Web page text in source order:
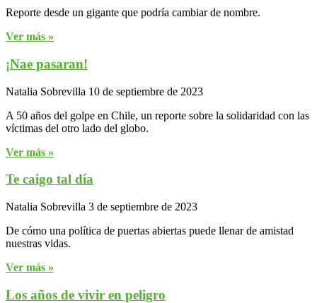
Reporte desde un gigante que podría cambiar de nombre.
Ver más »
¡Nae pasaran!
Natalia Sobrevilla 10 de septiembre de 2023
A 50 años del golpe en Chile, un reporte sobre la solidaridad con las
víctimas del otro lado del globo.
Ver más »
Te caigo tal día
Natalia Sobrevilla 3 de septiembre de 2023
De cómo una política de puertas abiertas puede llenar de amistad
nuestras vidas.
Ver más »
Los años de vivir en peligro